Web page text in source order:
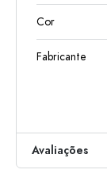
Cor
Fabricante
Avaliações